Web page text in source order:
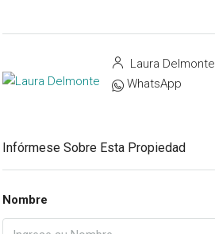
Laura Delmonte
WhatsApp
Infórmese Sobre Esta Propiedad
Nombre